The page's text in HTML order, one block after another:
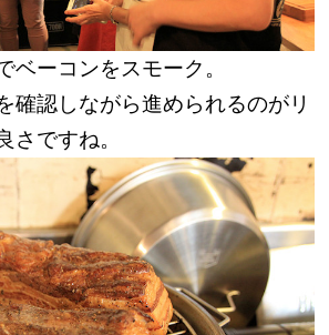
ベーコンをスモーク。
確認しながら進められるのがリ
さですね。